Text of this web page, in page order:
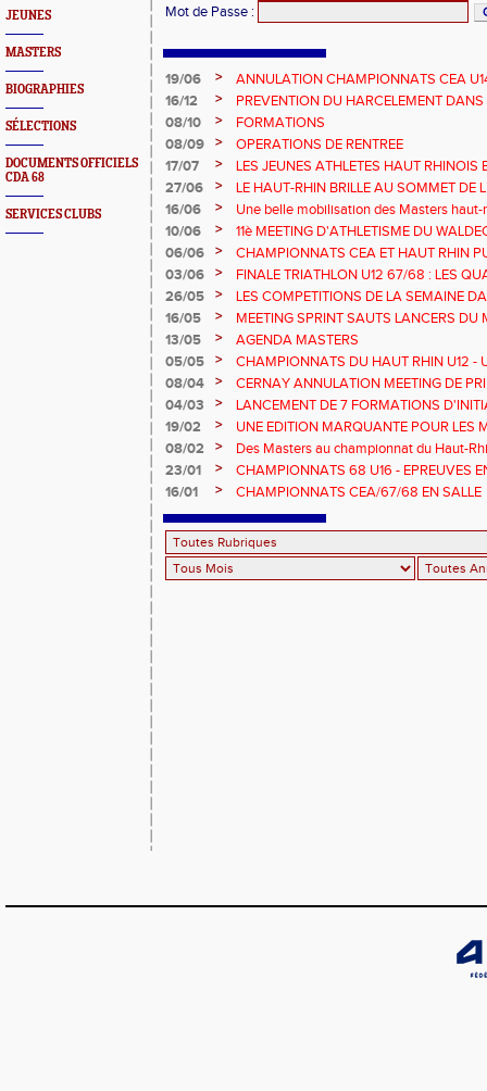
JEUNES
MASTERS
BIOGRAPHIES
SÉLECTIONS
DOCUMENTS OFFICIELS
CDA 68
SERVICES CLUBS
Mot de Passe :
19/06 >
ANNULATION CHAMPIONNATS CEA
16/12
>
PREVENTION DU HARCELEMENT
08/10
>
FORMATIONS
08/09
>
OPERATIONS DE RENTREE
17/07
>
LES JEUNES ATHLETES HAUT RHINOIS
CHAMPIONNATS DE FRANCE AVENIR
27/06 >
LE HAUT-RHIN BRILLE AU SOMMET DE
!
16/06 >
Une belle mobilisation des Masters haut-
Championnats Grand Est 2025
10/06 >
11è MEETING D'ATHLETISME DU
06/06
>
CHAMPIONNATS CEA ET HAUT RHIN
03/06
>
FINALE TRIATHLON U12 67/68 : LES
26/05
>
LES COMPETITIONS DE LA SEMAINE
16/05
>
MEETING SPRINT SAUTS LANCERS DU
13/05
>
AGENDA MASTERS
05/05
>
CHAMPIONNATS DU HAUT RHIN U12 -
08/04
>
CERNAY ANNULATION MEETING DE
04/03
>
LANCEMENT DE 7 FORMATIONS
19/02
>
UNE EDITION MARQUANTE POUR LES
08/02
>
Des Masters au championnat du Haut-
23/01
>
CHAMPIONNATS 68 U16 - EPREUVES
EN SALLE
16/01 > CHAMPIONNATS CEA/67/68 EN SALLE